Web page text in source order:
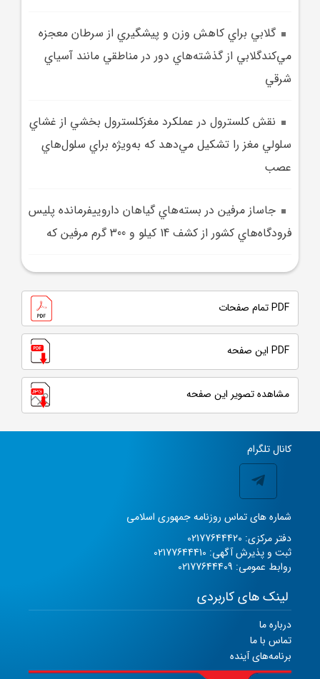
گلابي براي کاهش وزن و پيشگيري از سرطان معجزه
مي‌کندگلابي از گذشته‌هاي دور در مناطقي مانند آسياي
شرقي
نقش کلسترول در عملکرد مغزکلسترول بخشي از غشاي
سلولي مغز را تشکيل مي‌دهد که به‌ويژه براي سلول‌هاي
عصب
جاساز مرفين در بسته‌هاي گياهان داروييفرمانده پليس
فرودگاه‌هاي کشور از کشف 14 کيلو و 300 گرم مرفين که
PDF تمام صفحات
PDF این صفحه
مشاهده تصویر این صفحه
کانال تلگرام
شماره های تماس روزنامه جمهوری اسلامی
دفتر مرکزی: 02177644420
ثبت و پذیرش آگهی: 02177644410
روابط عمومی: 02177644409
لینک های کاربردی
درباره ما
تماس با ما
برنامه‌های آینده